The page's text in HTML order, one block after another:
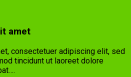
amet
consectetuer adipiscing elit, sed
tincidunt ut laoreet dolore